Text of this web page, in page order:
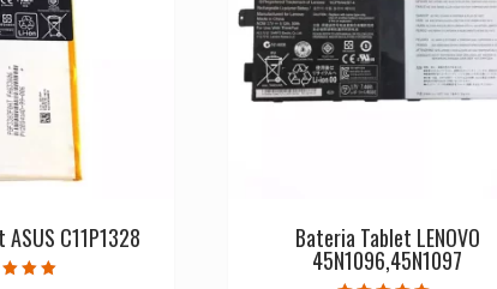
C11P1328 Bateria Tablet LENOVO
45N1096,45N1097